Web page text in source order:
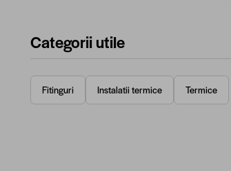
Categorii utile
Fitinguri Instalatii termice Termice